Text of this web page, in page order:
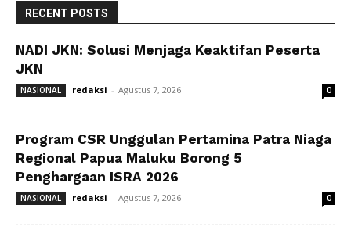
RECENT POSTS
NADI JKN: Solusi Menjaga Keaktifan Peserta
JKN
NASIONAL redaksi - Agustus 7, 2026 0
Program CSR Unggulan Pertamina Patra Niaga
Regional Papua Maluku Borong 5
Penghargaan ISRA 2026
NASIONAL redaksi - Agustus 7, 2026 0